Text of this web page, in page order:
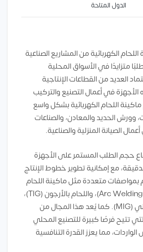
الدول المتاحة
الكهربائية من المشاريع الصناعية
متزايدًا في الأسواق المحلية
العديد من القطاعات الإنتاجية
في أعمال التصنيع والتركيب
اللحام الكهربائية بشكل واسع
وورش الحديد والمعادن، والصناعات
الصيانة المنزلية والصناعية.
حجم الطلب المستمر على الأجهزة
مع إمكانية تطوير خطوط الإنتاج
متعددة مثل ماكينة اللحام
بالقوس الكهربائي (Arc Welding)، واللحام بالأرجون (TIG)،
واللحام بالغاز المعدني (MIG). كما يُعد هذا المجال من
تتيح فرصًا كبيرة للتصنيع المحلي
مما يعزز القدرة التنافسية